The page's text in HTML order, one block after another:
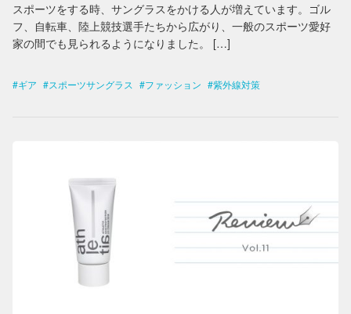
スポーツをする時、サングラスをかける人が増えています。ゴル
フ、自転車、陸上競技選手たちから広がり、一般のスポーツ愛好
家の間でも見られるようになりました。 […]
ギア スポーツサングラス ファッション 紫外線対策